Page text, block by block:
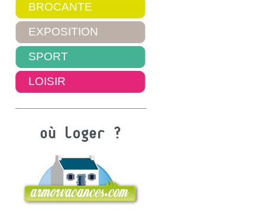
BROCANTE
EXPOSITION
SPORT
LOISIR